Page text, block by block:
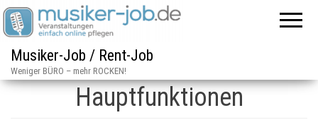
Musiker-Job / Rent-Job
Weniger BÜRO – mehr ROCKEN!Musiker-Job
Hauptfunktionen